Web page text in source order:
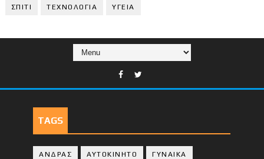
ΣΠΙΤΙ ΤΕΧΝΟΛΟΓΙΑ ΥΓΕΙΑ
TAGS
ΑΝΔΡΑΣ ΑΥΤΟΚΙΝΗΤΟ ΓΥΝΑΙΚΑ